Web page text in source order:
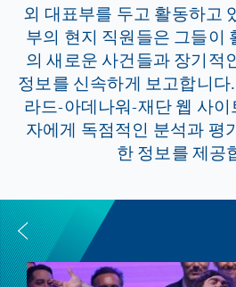
외 대표부를 두고 활동하고
부의 현지 직원들은 그들이
의 새로운 사건들과 장기적
정보를 신속하게 보고합니다
라드-아데나워-재단 웹 사
자에게 독점적인 분석과 평
한 정보를 제공